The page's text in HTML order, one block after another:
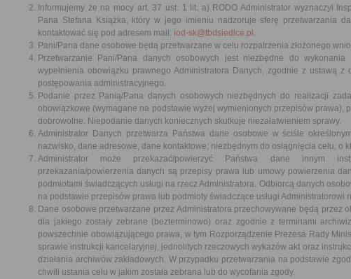
Informujemy że na mocy art. 37 ust. 1 lit. a) RODO Administrator wyznaczył
Pana Stefana Książka, który w jego imieniu nadzoruje sferę przetwarzania
kontaktować się pod adresem mail: iod-sk@tbdsiedlce.pl .
Pani/Pana dane osobowe będą przetwarzane w celu rozpatrzenia złożonego
Przetwarzanie Pani/Pana danych osobowych jest niezbędne do
wypełnienia obowiązku prawnego Administratora Danych, zgodnie z ustawą
postępowania administracyjnego.
Podanie przez Panią/Pana danych osobowych niezbędnych do realizacji
obowiązkowe (wymagane na podstawie wyżej wymienionych przepisów prawa),
dobrowolne. Niepodanie danych koniecznych skutkuje niezałatwieniem sprawy.
Administrator Danych przetwarza Państwa dane osobowe w ściśle
nazwisko, dane adresowe, dane kontaktowe; niezbędnym do osiągnięcia celu, o
Administrator może przekazać/powierzyć Państwa dane innym
przekazania/powierzenia danych są przepisy prawa lub umowy powierzenia
podmiotami świadczących usługi na rzecz Administratora. Odbiorcą danych
na podstawie przepisów prawa lub podmioty świadczące usługi Administratorowi
Dane osobowe przetwarzane przez Administratora przechowywane będą przez
dla jakiego zostały zebrane (bezterminowo) oraz zgodnie z terminami
powszechnie obowiązującego prawa, w tym Rozporządzenie Prezesa Rady
sprawie instrukcji kancelaryjnej, jednolitych rzeczowych wykazów akt oraz
działania archiwów zakładowych. W przypadku przetwarzania na podstawie
chwili ustania celu w jakim została zebrana lub do wycofania zgody.